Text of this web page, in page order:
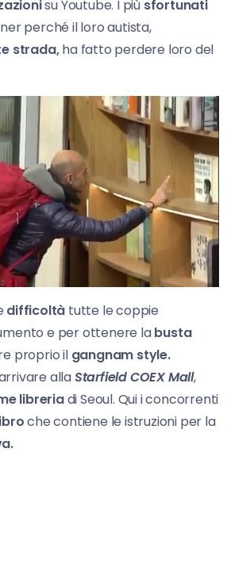
su Youtube. I più sfortunati
perché il loro autista,
strada,ha fatto perdere loro del
difficoltà tutte le coppie
e per ottenere labusta
proprio il gangnam style.
allaStarfield COEX Mall,
libreriadi Seoul. Qui i concorrenti
che contiene le istruzioni per la